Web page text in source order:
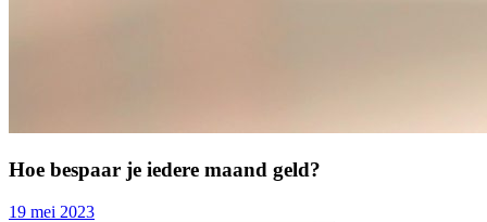
Hoe bespaar je iedere maand geld?
19 mei 2023